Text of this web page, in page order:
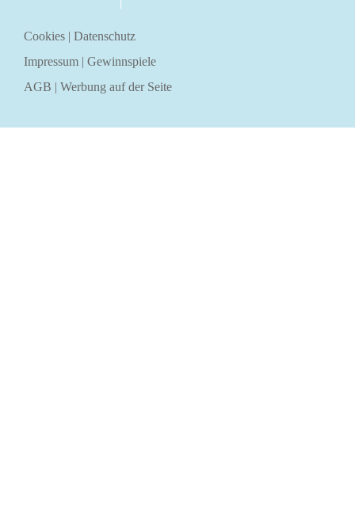
Cookies | Datenschutz
Impressum | Gewinnspiele
AGB | Werbung auf der Seite